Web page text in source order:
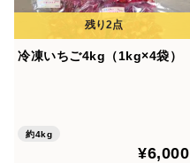
冷凍いちご4kg（1kg×4袋）
約4kg
¥6,000